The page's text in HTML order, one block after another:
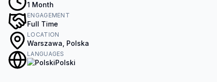
1 Month
ENGAGEMENT
Full Time
LOCATION
Warszawa, Polska
LANGUAGES
Polski